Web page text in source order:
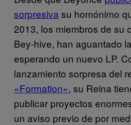
sorpresiva su homónimo
2013, los miembros de su
Bey-hive, han aguantado
esperando un nuevo LP.
lanzamiento sorpresa del
«Formation», su Reina
publicar proyectos
un aviso previo de por